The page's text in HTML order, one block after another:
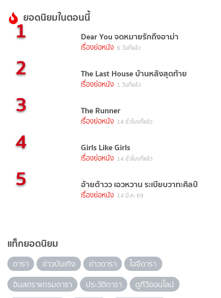
ยอดนิยมในตอนนี้
1 Dear You จดหมายรักถึงอาม่า
เรื่องย่อหนัง 6 วันที่แล้ว
2 The Last House บ้านหลังสุดท้าย
เรื่องย่อหนัง 1 วันที่แล้ว
3 The Runner
เรื่องย่อหนัง 14 ชั่วโมงที่แล้ว
4 Girls Like Girls
เรื่องย่อหนัง 14 ชั่วโมงที่แล้ว
5 อ้ายต้าวว เอวหวาน ระเบียบวาทะศิลป์
เรื่องย่อหนัง 14 มี.ค. 69
แท็กยอดนิยม
ดารา ข่าวบันเทิง ข่าวดารา
ไอจีดารา
อินสตราแกรมดารา
ประวัติดารา
ดูทีวีออนไลน์